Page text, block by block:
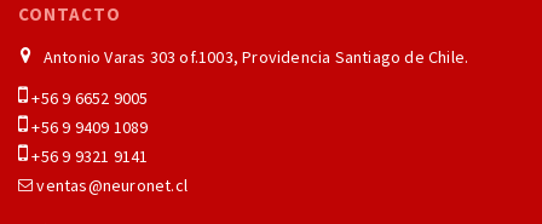
CONTACTO
Antonio Varas 303 of.1003, Providencia Santiago de Chile.
+56 9 6652 9005
+56 9 9409 1089
+56 9 9321 9141
ventas@neuronet.cl